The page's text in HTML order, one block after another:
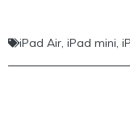
iPad Air, iPad mini,